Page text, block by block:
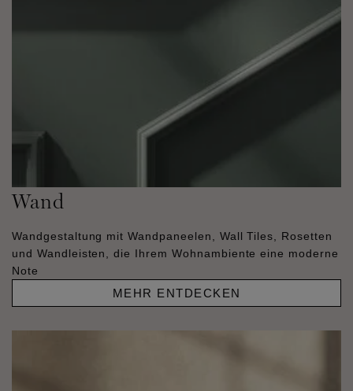
Wand
Wandgestaltung mit Wandpaneelen, Wall Tiles, Rosetten
und Wandleisten, die Ihrem Wohnambiente eine moderne
Note
MEHR ENTDECKEN